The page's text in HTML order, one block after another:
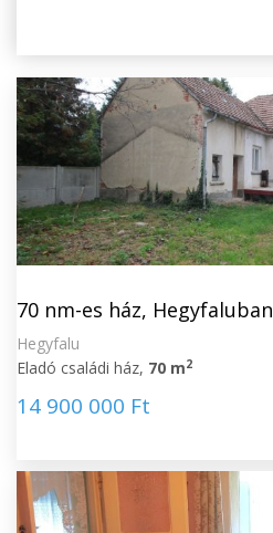
70 nm-es ház, Hegyfaluban
Hegyfalu
Eladó családi ház, 70 m2
14 900 000 Ft